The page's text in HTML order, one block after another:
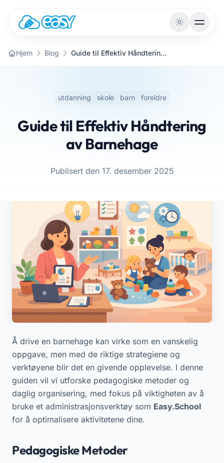
Hjem Blog Guide til Effektiv Håndtering av Barnehage
utdanning skole barn foreldre
Guide til Effektiv Håndtering
av Barnehage
Publisert den 17. desember 2025
Å drive en barnehage kan virke som en vanskelig
oppgave, men med de riktige strategiene og
verktøyene blir det en givende opplevelse. I denne
guiden vil vi utforske pedagogiske metoder og
daglig organisering, med fokus på viktigheten av å
bruke et administrasjonsverktøy som Easy.School
for å optimalisere aktivitetene dine.
Pedagogiske Metoder